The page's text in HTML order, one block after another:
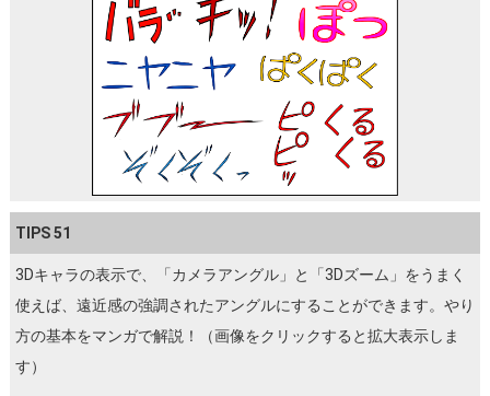
TIPS 51
3Dキャラの表示で、「カメラアングル」と「3Dズーム」をうまく
使えば、遠近感の強調されたアングルにすることができます。やり
方の基本をマンガで解説！（画像をクリックすると拡大表示しま
す）